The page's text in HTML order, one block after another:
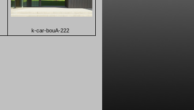
k-car-bouA-222